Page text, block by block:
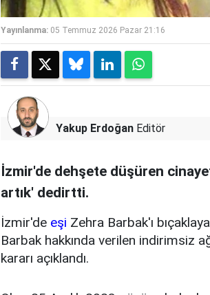
Yayınlanma: 05 Temmuz 2026 Pazar 21:16
Yakup Erdoğan Editör
İzmir'de dehşete düşüren
artık' dedirtti.
İzmir'de eşi Zehra Barbak'ı
Barbak hakkında verilen indirimsiz
kararı açıklandı.